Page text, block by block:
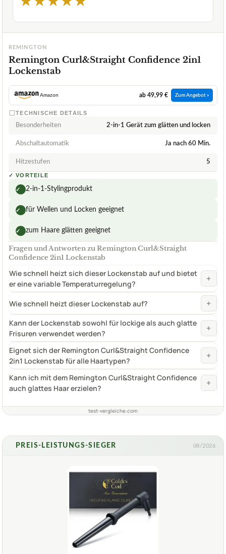
REMINGTON
Remington Curl&Straight Confidence 2in1
Lockenstab
Amazon ab 49,99 € Zum Angebot »
TECHNISCHE DETAILS
Besonderheiten 2-in-1 Gerät zum glätten und locken
Abschaltautomatik Ja nach 60 Min.
Hitzestufen 5
✓ VORTEILE
✓ 2-in-1-Stylingprodukt
✓ für Wellen und Locken geeignet
✓ zum Haare glätten geeignet
Fragen und Antworten zu Remington Curl&Straight
Confidence 2in1 Lockenstab
Wie schnell heizt sich dieser Lockenstab auf und bietet
er eine variable Temperaturregelung?
+
Wie schnell heizt dieser Lockenstab auf? +
Kann der Lockenstab sowohl für lockige als auch glatte
Frisuren verwendet werden?
+
Eignet sich der Remington Curl&Straight Confidence
2in1 Lockenstab für alle Haartypen?
+
Kann ich mit dem Remington Curl&Straight Confidence
auch glattes Haar erzielen?
+
test-vergleiche.com
PREIS-LEISTUNGS-SIEGER 08/2026